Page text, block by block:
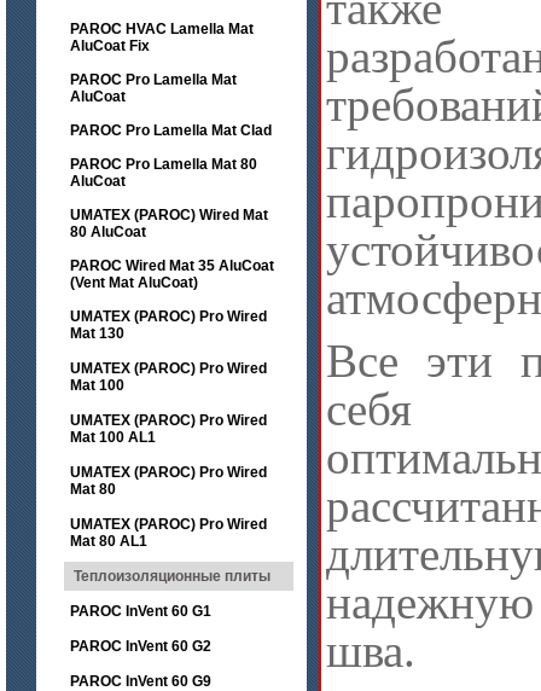
PAROC HVAC Lamella Mat
AluCoat Fix
PAROC Pro Lamella Mat
AluCoat
PAROC Pro Lamella Mat Clad
PAROC Pro Lamella Mat 80
AluCoat
UMATEX (PAROC) Wired Mat
80 AluCoat
PAROC Wired Mat 35 AluCoat
(Vent Mat AluCoat)
UMATEX (PAROC) Pro Wired
Mat 130
UMATEX (PAROC) Pro Wired
Mat 100
UMATEX (PAROC) Pro Wired
Mat 100 AL1
UMATEX (PAROC) Pro Wired
Mat 80
UMATEX (PAROC) Pro Wired
Mat 80 AL1
Теплоизоляционные плиты
PAROC InVent 60 G1
PAROC InVent 60 G2
PAROC InVent 60 G9
Все эти
себя
надежную
шва.